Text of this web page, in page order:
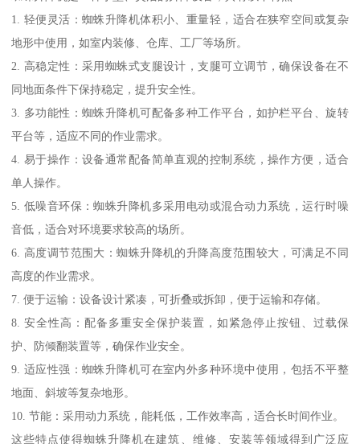
1. 轻便灵活：蜘蛛升降机体积小、重量轻，适合在狭窄空间或复杂
地形中使用，如室内装修、仓库、工厂等场所。
2. 高稳定性：采用蜘蛛式支腿设计，支腿可立调节，确保设备在不
同地面条件下保持稳定，提升安全性。
3. 多功能性：蜘蛛升降机可配备多种工作平台，如护栏平台、旋转
平台等，适应不同的作业需求。
4. 易于操作：设备通常配备简单直观的控制系统，操作方便，适合
单人操作。
5. 低噪音环保：蜘蛛升降机多采用电动或混合动力系统，运行时噪
音低，适合对环境要求较高的场所。
6. 高度调节范围大：蜘蛛升降机的升降高度范围较大，可满足不同
高度的作业需求。
7. 便于运输：设备设计紧凑，可折叠或拆卸，便于运输和存储。
8. 安全性高：配备多重安全保护装置，如紧急停止按钮、过载保
护、防倾翻装置等，确保作业安全。
9. 适应性强：蜘蛛升降机可在室内外多种环境中使用，包括不平整
地面、斜坡等复杂地形。
10. 节能：采用动力系统，能耗低，工作效率高，适合长时间作业。
这些特点使得蜘蛛升降机在建筑、维修、安装等领域得到广泛应